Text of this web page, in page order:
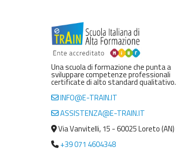
Una scuola di formazione che punta a
sviluppare competenze professionali
certificate di alto standard qualitativo.
INFO@E-TRAIN.IT
ASSISTENZA@E-TRAIN.IT
Via Vanvitelli, 15 - 60025 Loreto (AN)
+39 071 4604348